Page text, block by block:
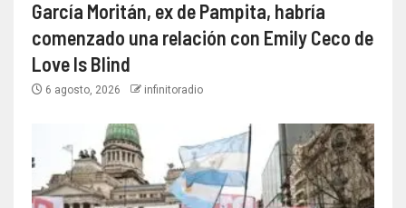
García Moritán, ex de Pampita, habría
comenzado una relación con Emily Ceco de
Love Is Blind
6 agosto, 2026 infinitoradio